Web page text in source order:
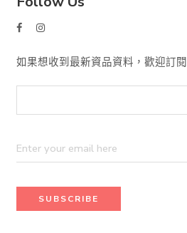
如果想收到最新資品資料，歡迎訂閱